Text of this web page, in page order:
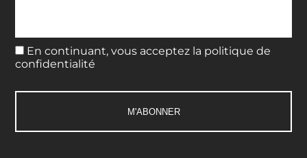
En continuant, vous acceptez la politique de
confidentialité